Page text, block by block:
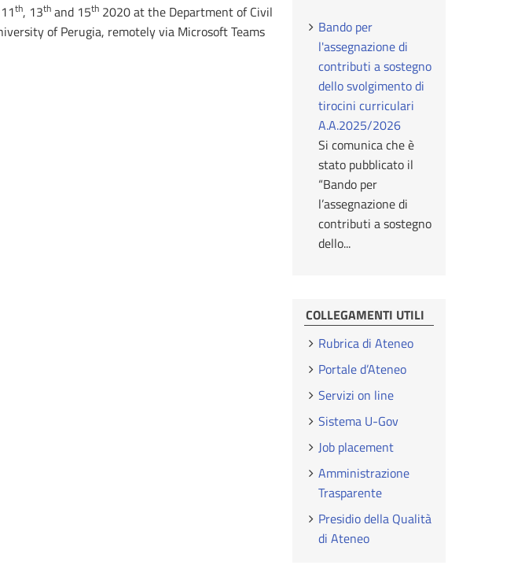
th, 13th and 15th 2020 at the Department of Civil
of Perugia, remotely via Microsoft Teams
Bando per
l'assegnazione di
contributi a sostegno
dello svolgimento di
tirocini curriculari
A.A.2025/2026
Si comunica che è
stato pubblicato il
“Bando per
l’assegnazione di
contributi a sostegno
dello...
COLLEGAMENTI UTILI
Rubrica di Ateneo
Portale d’Ateneo
Servizi on line
Sistema U-Gov
Job placement
Amministrazione
Trasparente
Presidio della Qualità
di Ateneo